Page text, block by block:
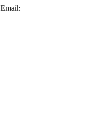
Email: